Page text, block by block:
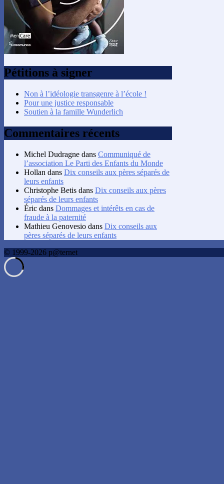
Pétitions à signer
Non à l’idéologie transgenre à l’école !
Pour une justice responsable
Soutien à la famille Wunderlich
Commentaires récents
Michel Dudragne dans Communiqué de
l’association Le Parti des Enfants du Monde
Hollan dans Dix conseils aux pères séparés de
leurs enfants
Christophe Betis dans Dix conseils aux pères
séparés de leurs enfants
Éric dans Dommages et intérêts en cas de
fraude à la paternité
Mathieu Genovesio dans Dix conseils aux
pères séparés de leurs enfants
© 1999-2026 p@ternet